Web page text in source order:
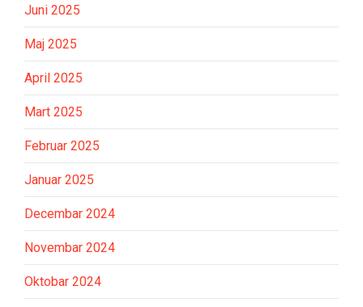
Juni 2025
Maj 2025
April 2025
Mart 2025
Februar 2025
Januar 2025
Decembar 2024
Novembar 2024
Oktobar 2024